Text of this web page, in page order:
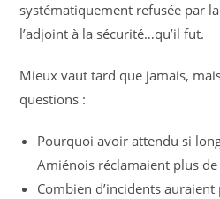
systématiquement refusée par
l’adjoint à la sécurité…qu’il fut.
Mieux vaut tard que jamais,
questions :
Pourquoi avoir attendu si
Amiénois réclamaient plus de
Combien d’incidents